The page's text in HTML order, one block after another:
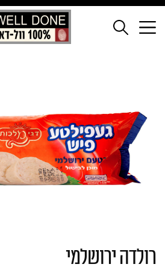
רולדה ירושלמי
רולדה ירושלמי